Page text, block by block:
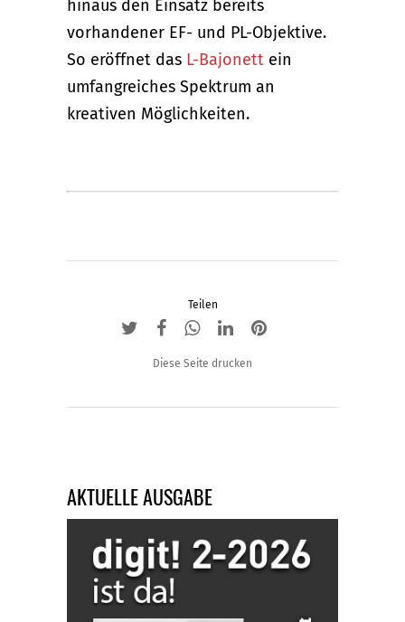
hinaus den Einsatz bereits
vorhandener EF- und PL-Objektive.
So eröffnet das L-Bajonett ein
umfangreiches Spektrum an
kreativen Möglichkeiten.
Teilen
Diese Seite drucken
AKTUELLE AUSGABE